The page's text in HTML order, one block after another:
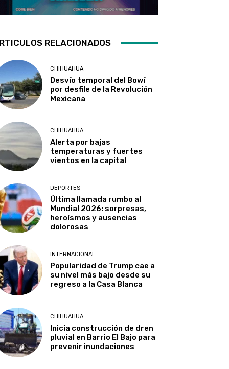
RELACIONADOS
CHIHUAHUA
Desvío temporal del Bowí
por desfile de la Revolución
Mexicana
CHIHUAHUA
Alerta por bajas
temperaturas y fuertes
vientos en la capital
DEPORTES
Última llamada rumbo al
Mundial 2026: sorpresas,
heroísmos y ausencias
dolorosas
INTERNACIONAL
Popularidad de Trump cae a
su nivel más bajo desde su
regreso a la Casa Blanca
CHIHUAHUA
Inicia construcción de dren
pluvial en Barrio El Bajo para
prevenir inundaciones